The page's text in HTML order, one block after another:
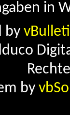
in
by
by